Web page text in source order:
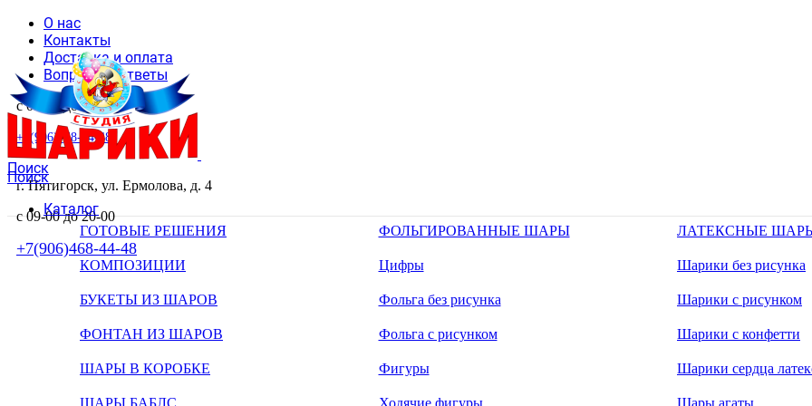
О нас
Контакты
Доставка и оплата
Вопросы и ответы
с 09-00 до 20-00
+7(906)468-44-48
Поиск
г. Пятигорск, ул. Ермолова, д. 4
с 09-00 до 20-00
+7(906)468-44-48
Поиск
Каталог
ГОТОВЫЕ РЕШЕНИЯ
КОМПОЗИЦИИ
БУКЕТЫ ИЗ ШАРОВ
ФОНТАН ИЗ ШАРОВ
ШАРЫ В КОРОБКЕ
ШАРЫ БАБЛС
ФОЛЬГИРОВАННЫЕ ШАРЫ
Цифры
Фольга без рисунка
Фольга с рисунком
Фигуры
Ходячие фигуры
ЛАТЕКСНЫЕ
Шарики без рисунка
Шарики с рисунком
Шарики с конфетти
Шарики сердца
Шары агаты